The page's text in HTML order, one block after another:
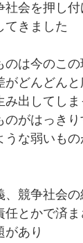
社会を押し
てきました
のは今のこ
がどんどん
み出してしま
のがはっき
うな弱いも
、競争社会の
任とかで済
があり